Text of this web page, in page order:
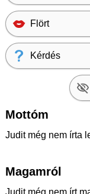
Flört
Kérdés
Mottóm
Judit még nem írta
Magamról
Judit még nem írt